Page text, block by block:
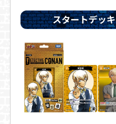
スタートデッ